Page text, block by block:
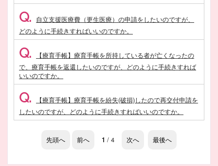
Q. 自立支援医療費（更生医療）の申請をしたいのですが、
どのように手続きすればいいのですか。
Q.
【療育手帳】療育手帳を所持している者が亡くなったの
で、療育手帳を返還したいのですが、どのように手続きすれば
いいのですか。
Q.
【療育手帳】療育手帳を紛失(破損)したので再交付申請を
したいのですが、どのように手続きすればいいのですか。
先頭へ 前へ 1 / 4 次へ 最後へ